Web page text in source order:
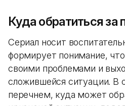
Куда обратиться
Сериал носит
формирует понимание,
своими проблемами и
сложившейся ситуации. В
перечнем, куда может